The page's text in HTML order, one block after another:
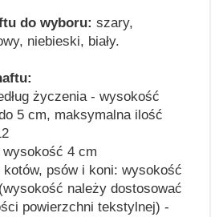
do wyboru: szary,
niebieski, biały.
życzenia - wysokość
5 cm, maksymalna ilość
4 cm
kotów, psów i koni: wysokość
należy dostosować
powierzchni tekstylnej) -